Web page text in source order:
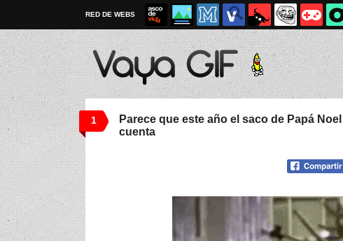
RED DE WEBS
1
Parece que este año el saco de Papá
cuenta